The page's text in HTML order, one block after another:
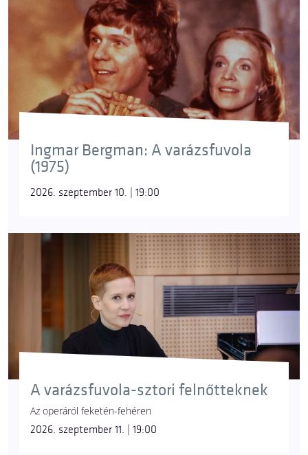
Ingmar Bergman: A varázsfuvola
(1975)
2026. szeptember 10. | 19:00
A varázsfuvola-sztori felnőtteknek
Az operáról feketén-fehéren
2026. szeptember 11. | 19:00